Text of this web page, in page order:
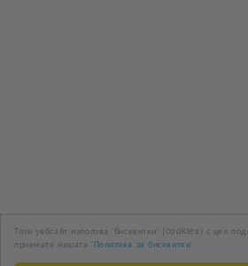
Този уебсайт използва 'бисквитки' (cookies) с цел
приемате нашата 'Политика за бисквитки'